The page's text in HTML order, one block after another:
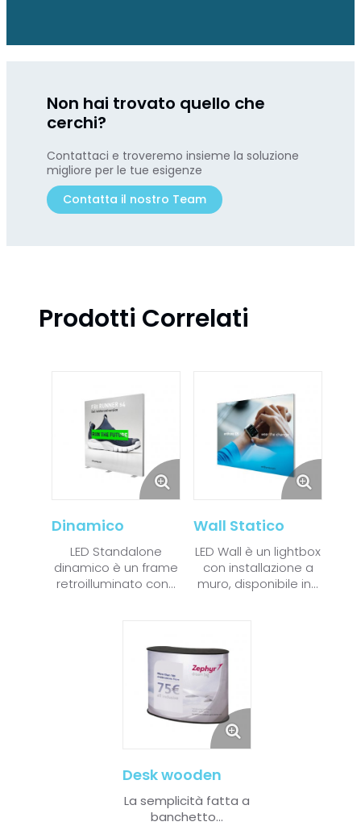
Non hai trovato quello che
cerchi?
Contattaci e troveremo insieme la soluzione
migliore per le tue esigenze
Contatta il nostro Team
Prodotti Correlati
Dinamico
LED Standalone
dinamico è un frame
retroilluminato con...
Wall Statico
LED Wall è un lightbox
con installazione a
muro, disponibile in...
Desk wooden
La semplicità fatta a
banchetto...